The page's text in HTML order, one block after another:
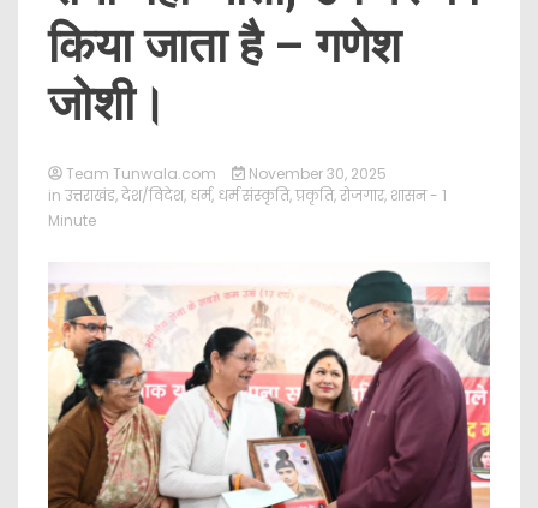
किया जाता है – गणेश
जोशी।
Team Tunwala.com
November 30, 2025
in उत्तराखंड,देश/विदेश, धर्म, धर्म संस्कृति,प्रकृति,रोजगार, शासन - 1
Minute